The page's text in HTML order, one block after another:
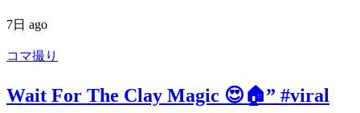
7日 ago
コマ撮り
Wait For The Clay Magic 😍🏠” #viral